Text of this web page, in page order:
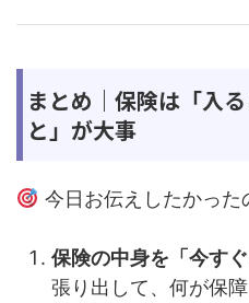
まとめ｜保険は「入
と」が大事
今日お伝えしたかった
保険の中身を「今す
張り出して、何が保